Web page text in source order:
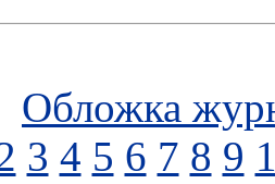
Обложка
3 4 5 6 7 8 9